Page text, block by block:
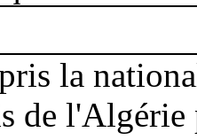
la
de l'Algérie